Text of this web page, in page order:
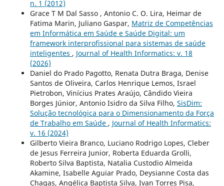
n. 1 (2012)
Grace T M Dal Sasso , Antonio C. O. Lira, Heimar de
Fatima Marin, Juliano Gaspar, Matriz de Competências
em Informática em Saúde e Saúde Digital: um
framework interprofissional para sistemas de saúde
inteligentes , Journal of Health Informatics: v. 18
(2026)
Daniel do Prado Pagotto, Renata Dutra Braga, Denise
Santos de Oliveira, Carlos Henrique Lemos, Israel
Pietrobon, Vinícius Prates Araújo, Cândido Vieira
Borges Júnior, Antonio Isidro da Silva Filho, SisDim:
Solução tecnológica para o Dimensionamento da Força
de Trabalho em Saúde , Journal of Health Informatics:
v. 16 (2024)
Gilberto Vieira Branco, Luciano Rodrigo Lopes, Cleber
de Jesus Ferreira Junior, Roberta Eduarda Grolli,
Roberto Silva Baptista, Natalia Custodio Almeida
Akamine, Isabelle Aguiar Prado, Deysianne Costa das
Chagas, Angélica Baptista Silva, Ivan Torres Pisa,